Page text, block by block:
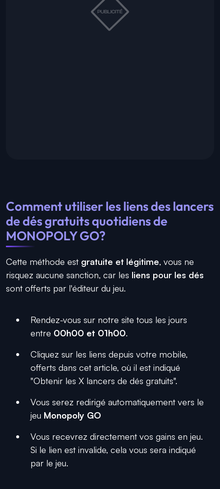
Comment utiliser les liens des lancers
de dés gratuits quotidiens de
MONOPOLY GO?
Cette méthode est gratuite et légitime, vous ne
risquez aucune sanction, car les liens pour les dés
sont offerts par l'éditeur du jeu.
Rendez-vous sur notre site tous les jours
entre 00h00 et 01h00.
Cliquez sur les liens depuis votre mobile,
offerts dans cet article, où il est indiqué
"Obtenir les X lancers de dés gratuits".
Vous serez redirigé automatiquement vers le
jeu Monopoly GO
Vous recevrez directement vos gains en jeu.
Si le lien est invalide, cela vous sera indiqué
par le jeu.